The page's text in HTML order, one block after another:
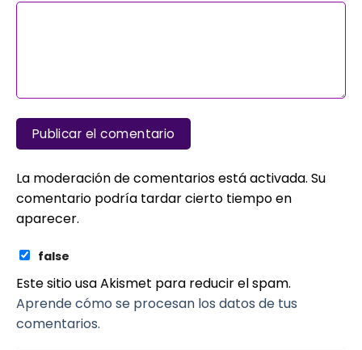
La moderación de comentarios está activada. Su
comentario podría tardar cierto tiempo en
aparecer.
false
Este sitio usa Akismet para reducir el spam.
Aprende cómo se procesan los datos de tus
comentarios.